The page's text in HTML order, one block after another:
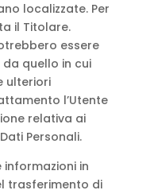
localizzate. Per
il Titolare.
essere
quello in cui
ulteriori
l’Utente
relativa ai
Personali.
informazioni in
trasferimento di